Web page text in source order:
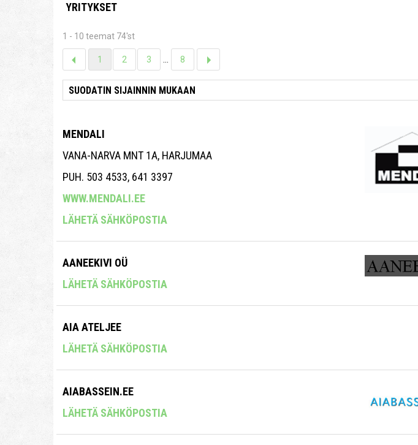
YRITYKSET
1 - 10 teemat 74'st
1 2 3 8
MENDALI
VANA-NARVA MNT 1A, HARJUMAA
PUH. 503 4533, 641 3397
WWW.MENDALI.EE
LÄHETÄ SÄHKÖPOSTIA
AANEEKIVI OÜ
LÄHETÄ SÄHKÖPOSTIA
AIA ATELJEE
LÄHETÄ SÄHKÖPOSTIA
AIABASSEIN.EE
LÄHETÄ SÄHKÖPOSTIA